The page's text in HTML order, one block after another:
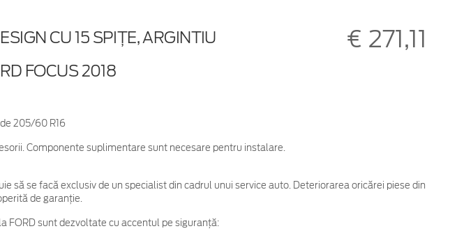
CU 15 SPIȚE, ARGINTIU
FOCUS 2018
€ 271,11
205/60 R16
Componente suplimentare sunt necesare pentru instalare.
să se facă exclusiv de un specialist din cadrul unui service auto. Deteriorarea oricărei piese din
de garanţie.
FORD sunt dezvoltate cu accentul pe siguranță: